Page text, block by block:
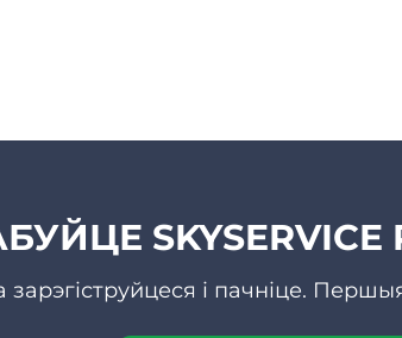
зарэгіструйцеся і пачніце.